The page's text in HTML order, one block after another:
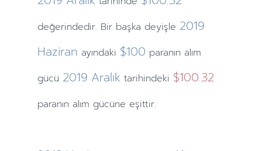
değerindedir. Bir başka deyişle 2019
Haziran ayındaki $100 paranın alım
gücü 2019 Aralık tarihindeki $100.32
paranın alım gücüne eşittir.